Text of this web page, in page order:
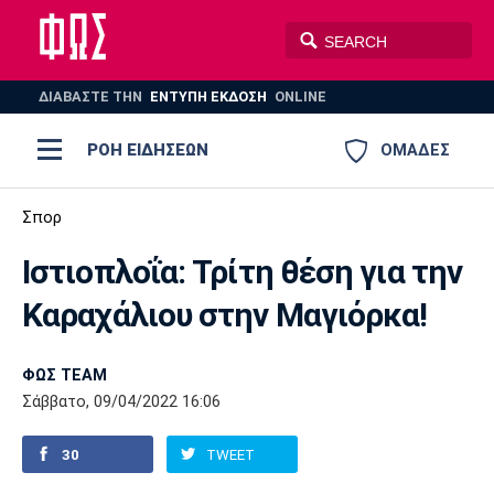
ΔΙΑΒΑΣΤΕ THN ΕΝΤΥΠΗ ΕΚΔΟΣΗ ONLINE
ΟΜΑΔΕΣ
ΡΟΗ ΕΙΔΗΣΕΩΝ
AUTO-MOTO
Ποδόσφαιρο
Super League 1
Super League 2
Γ Εθνική
Ελλάδα
Μπάσκετ
Ελλάδα
Εθνική
EuroLeague
Ολυμπιακοί Αγώνες
Βόλεϊ
Πόλο
Ολυμπιακός ΑΕΚ ΠΑΟΚ
Παναθηναϊκός Ατρόμητος
Σπορ
Ιστιοπλοΐα: Τρίτη θέση για την
Καραχάλιου στην Μαγιόρκα!
ΦΩΣ TEAM
Σάββατο, 09/04/2022 16:06
30 TWEET